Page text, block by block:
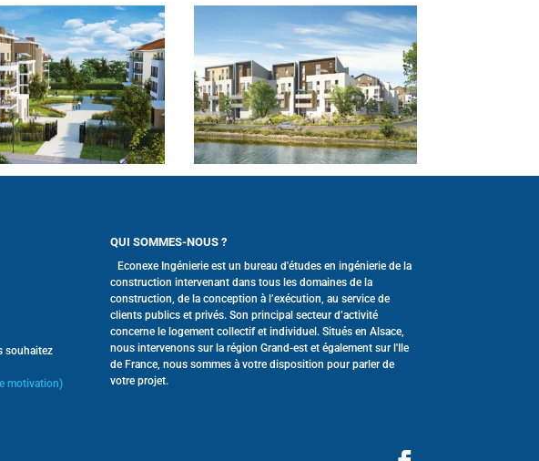
souhaitez
motivation)
QUI SOMMES-NOUS ?
Econexe Ingénierie est un bureau d'études en ingénierie de la
construction intervenant dans tous les domaines de la
construction, de la conception à l’exécution, au service de
clients publics et privés. Son principal secteur d’activité
concerne le logement collectif et individuel. Situés en Alsace,
nous intervenons sur la région Grand-est et également sur l'Ile
de France, nous sommes à votre disposition pour parler de
votre projet.